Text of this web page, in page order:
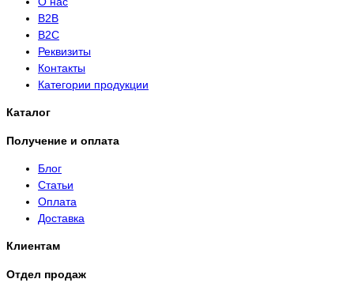
B2B
B2C
Реквизиты
Контакты
Категории продукции
Каталог
Получение и оплата
Блог
Статьи
Оплата
Доставка
Клиентам
Отдел продаж